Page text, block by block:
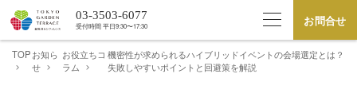
03-3503-6077
受付時間 平⽇9:30〜17:30 お問合せ
TOPお知ら
せ
お役立ちコ
ラム
機密性が求められるハイブリッドイベントの会場選定とは？
失敗しやすいポイントと回避策を解説